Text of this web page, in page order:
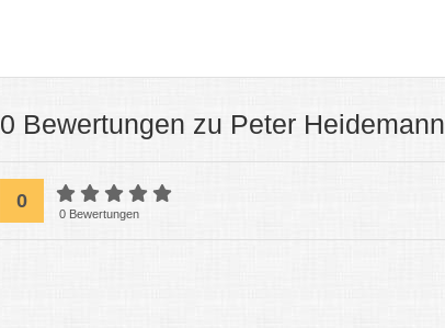
0 Bewertungen zu Peter Heidemann
0
0 Bewertungen